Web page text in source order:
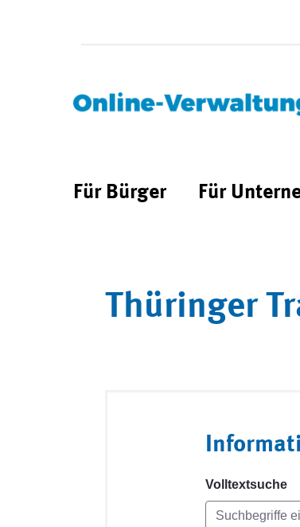
Für Bürger Für
Thüringer
Volltextsuche